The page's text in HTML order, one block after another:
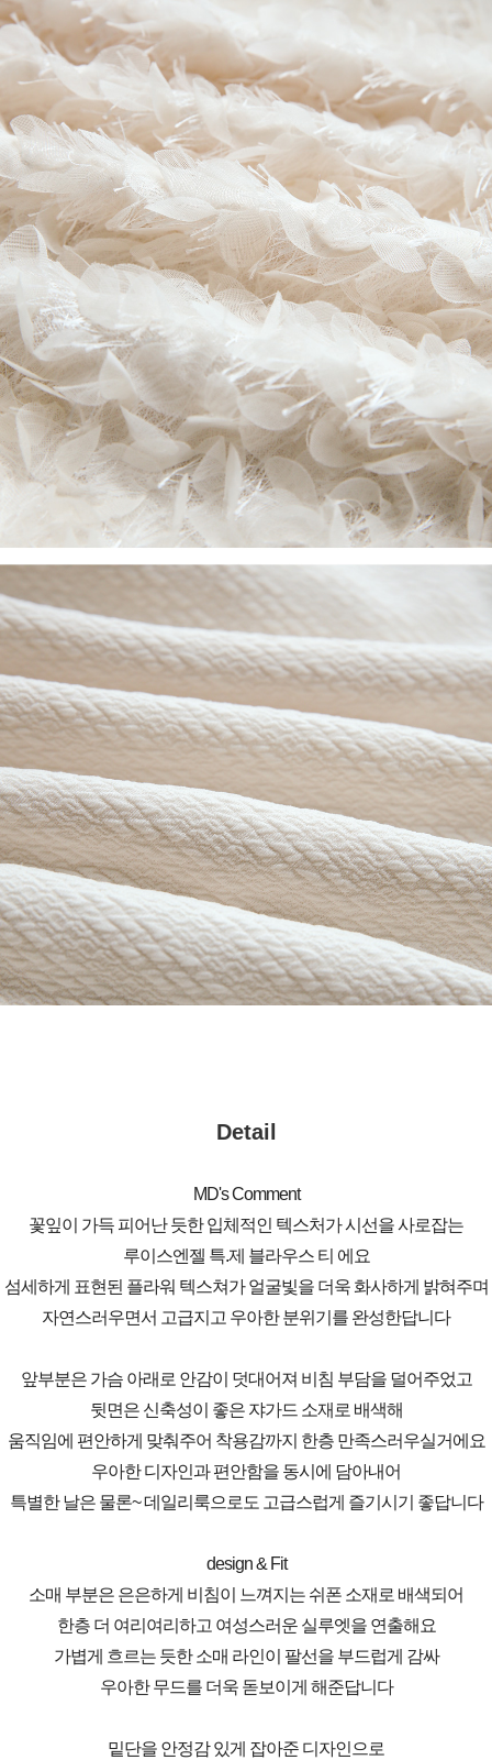
Detail
MD's Comment
꽃잎이 가득 피어난 듯한 입체적인 텍스처가 시선을 사로잡는
루이스엔젤 특.제 블라우스 티 에요
섬세하게 표현된 플라워 텍스쳐가 얼굴빛을 더욱 화사하게 밝혀주며
자연스러우면서 고급지고 우아한 분위기를 완성한답니다
앞부분은 가슴 아래로 안감이 덧대어져 비침 부담을 덜어주었고
뒷면은 신축성이 좋은 쟈가드 소재로 배색해
움직임에 편안하게 맞춰주어 착용감까지 한층 만족스러우실거에요
우아한 디자인과 편안함을 동시에 담아내어
특별한 날은 물론~ 데일리룩으로도 고급스럽게 즐기시기 좋답니다
design & Fit
소매 부분은 은은하게 비침이 느껴지는 쉬폰 소재로 배색되어
한층 더 여리여리하고 여성스러운 실루엣을 연출해요
가볍게 흐르는 듯한 소매 라인이 팔선을 부드럽게 감싸
우아한 무드를 더욱 돋보이게 해준답니다
밑단을 안정감 있게 잡아준 디자인으로